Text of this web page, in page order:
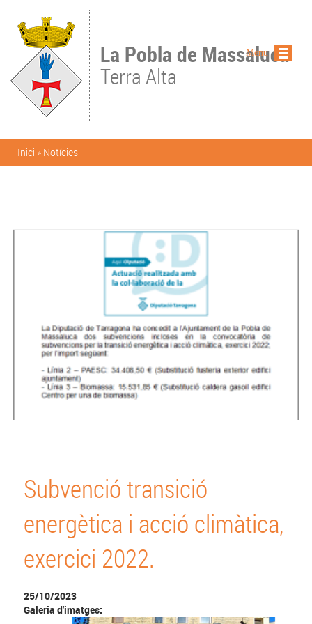
La Pobla de Massaluca
Terra Alta
Esteu aquí
Inici » Notícies
Subvenció transició
energètica i acció climàtica,
exercici 2022.
25/10/2023
Galeria d'imatges:
Menu